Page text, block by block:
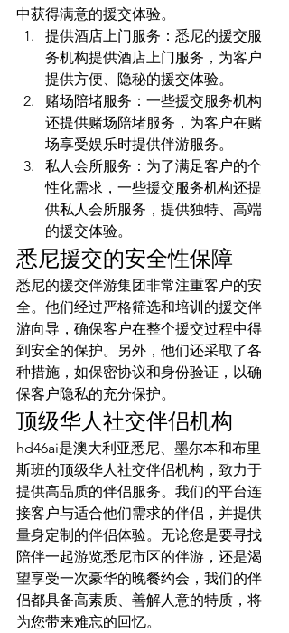
中获得满意的援交体验。
提供酒店上门服务：悉尼的援交服
务机构提供酒店上门服务，为客户
提供方便、隐秘的援交体验。
赌场陪堵服务：一些援交服务机构
还提供赌场陪堵服务，为客户在赌
场享受娱乐时提供伴游服务。
私人会所服务：为了满足客户的个
性化需求，一些援交服务机构还提
供私人会所服务，提供独特、高端
的援交体验。
悉尼援交的安全性保障
悉尼的援交伴游集团非常注重客户的安
全。他们经过严格筛选和培训的援交伴
游向导，确保客户在整个援交过程中得
到安全的保护。另外，他们还采取了各
种措施，如保密协议和身份验证，以确
保客户隐私的充分保护。
顶级华人社交伴侣机构
hd46ai是澳大利亚悉尼、墨尔本和布里
斯班的顶级华人社交伴侣机构，致力于
提供高品质的伴侣服务。我们的平台连
接客户与适合他们需求的伴侣，并提供
量身定制的伴侣体验。无论您是要寻找
陪伴一起游览悉尼市区的伴游，还是渴
望享受一次豪华的晚餐约会，我们的伴
侣都具备高素质、善解人意的特质，将
为您带来难忘的回忆。